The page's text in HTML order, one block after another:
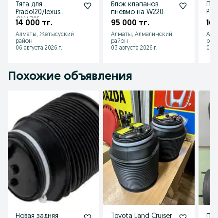
гарантией на выполненную работу.
Расширяем партнерскую сеть, приглашаем к сотрудничеству техцентры
и автомагазины на спец. условиях.
Тяга для
Prado120/lexus
GX470(для датчика
14 000 тг.
Алматы, Жетысуский
район
06 августа 2026 г.
Блок клапанов
пневмо на W220.
95 000 тг.
Алматы, Алмалинский
район
03 августа 2026 г.
03
Похожие объявления
Новая задняя Toyota Land Cruiser